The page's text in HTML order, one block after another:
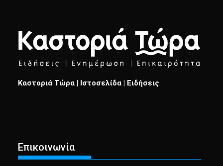
Καστοριά Τώρα | Ιστοσελίδα | Ειδήσεις
Επικοινωνία